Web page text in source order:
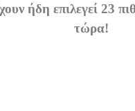
ήδη επιλεγεί 23
τώρα!